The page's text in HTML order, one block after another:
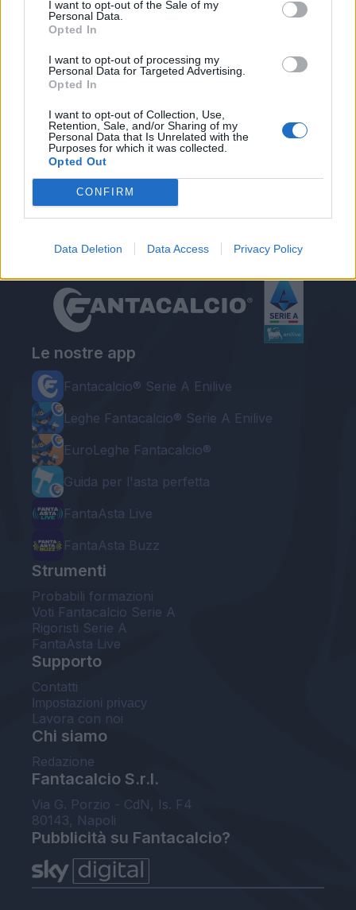
I want to opt-out of the Sale of my
Personal Data.
Opted In
I want to opt-out of processing my
Personal Data for Targeted Advertising.
Opted In
I want to opt-out of Collection, Use,
Retention, Sale, and/or Sharing of my
Personal Data that Is Unrelated with the
Purposes for which it was collected.
Opted Out
CONFIRM
Data Deletion Data Access Privacy Policy
Autore
Redazione Fantacalcio.it
Le nostre app
Fantacalcio® Serie A Enilive
Leghe Fantacalcio® Serie A Enilive
EuroLeghe Fantacalcio®
Guida per l'asta perfetta
FantaAsta Live
FantaAsta Buzz
Strumenti
Probabili formazioni
Voti Fantacalcio Serie A
Rigoristi Serie A
FantaAsta Live
Supporto
Contatti
Impostazioni privacy
Lavora con noi
Chi siamo
Redazione
Fantacalcio S.r.l.
Via G. Porzio - CdN, Is. F4
80143, Napoli
Pubblicità su Fantacalcio?